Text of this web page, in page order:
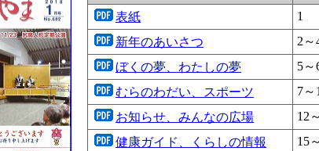
表紙
1
新年のあいさつ
2～
ぼくの夢、わたしの夢
5～
むらのわだい、スポーツ
7～
お知らせ、みんなの広場
12
健康ガイド、くらしの情報
15